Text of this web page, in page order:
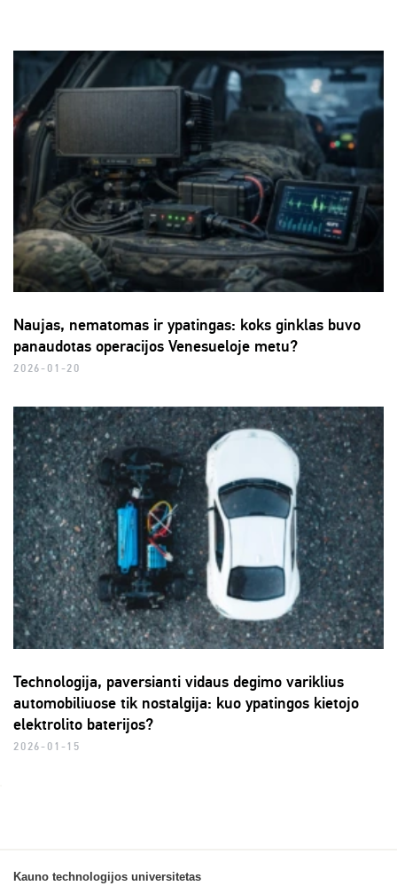
Naujas, nematomas ir ypatingas: koks ginklas buvo
panaudotas operacijos Venesueloje metu?
2026-01-20
Technologija, paversianti vidaus degimo variklius
automobiliuose tik nostalgija: kuo ypatingos kietojo
elektrolito baterijos?
2026-01-15
Kauno technologijos universitetas